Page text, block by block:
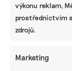
výkonu reklam,
prostřednictvím
zdrojů.
Marketing
ZJEDNODUŠTE SI